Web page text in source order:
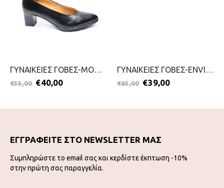
ΓΥΝΑΙΚΕΙΕΣ ΓΟΒΕΣ-MODA BELLA-2111-0364-ΜΑΥΡΟ
€55,00 €40,00
ΓΥΝΑΙΚΕΙΕΣ ΓΟΒΕΣ-ENVIE-2111-0186-ΚΑΜΕΛ
€65,00 €39,00
ΕΓΓΡΑΦΕΙΤΕ ΣΤΟ NEWSLETTER ΜΑΣ
Συμπληρώστε το email σας και κερδίστε έκπτωση -10%
στην πρώτη σας παραγγελία.